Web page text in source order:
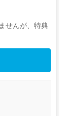
せんが、特典